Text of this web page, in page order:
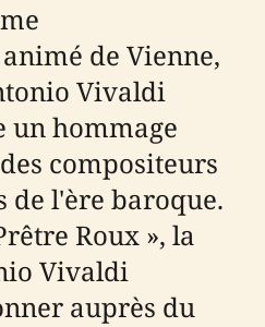
de Vienne,
Vivaldi
un hommage
compositeurs
de l'ère baroque.
Roux », la
Vivaldi
auprès du